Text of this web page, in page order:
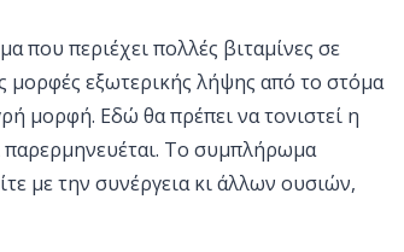
που περιέχει πολλές βιταμίνες σε
μορφές εξωτερικής λήψης από το στόμα
μορφή. Εδώ θα πρέπει να τονιστεί η
παρερμηνευέται. Το συμπλήρωμα
με την συνέργεια κι άλλων ουσιών,